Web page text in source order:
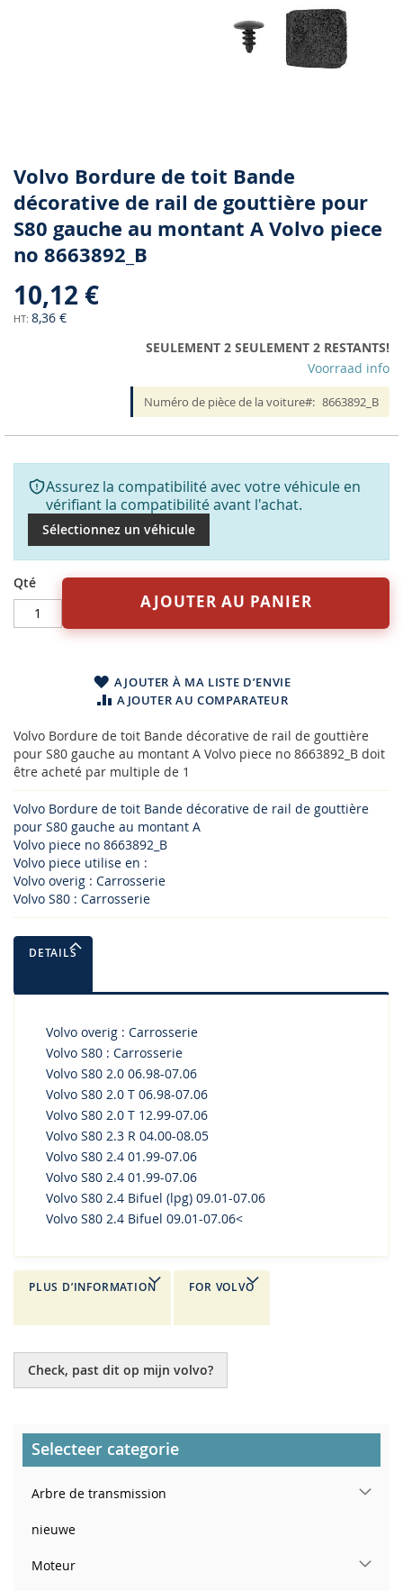
Skip
to
the
beginning
the
gallery
Volvo Bordure de toit Bande
décorative de rail de gouttière pour
S80 gauche au montant A Volvo piece
no 8663892_B
10,12 €
8,36 €
SEULEMENT 2 SEULEMENT 2 RESTANTS!
Voorraad info
Numéro de pièce de la voiture 8663892_B
Assurez la compatibilité avec votre véhicule en
vérifiant la compatibilité avant l'achat.
Sélectionnez un véhicule
Qté
AJOUTER AU PANIER
AJOUTER À MA LISTE D’ENVIE
AJOUTER AU COMPARATEUR
Volvo Bordure de toit Bande décorative de rail de gouttière
pour S80 gauche au montant A Volvo piece no 8663892_B doit
être acheté par multiple de 1
Volvo Bordure de toit Bande décorative de rail de gouttière
pour S80 gauche au montant A
Volvo piece no 8663892_B
Volvo piece utilise en :
Volvo overig : Carrosserie
Volvo S80 : Carrosserie
DETAILS
Volvo overig : Carrosserie
Volvo S80 : Carrosserie
Volvo S80 2.0 06.98-07.06
Volvo S80 2.0 T 06.98-07.06
Volvo S80 2.0 T 12.99-07.06
Volvo S80 2.3 R 04.00-08.05
Volvo S80 2.4 01.99-07.06
Volvo S80 2.4 01.99-07.06
Volvo S80 2.4 Bifuel (lpg) 09.01-07.06
Volvo S80 2.4 Bifuel 09.01-07.06<
PLUS D’INFORMATION FOR VOLVO
Check, past dit op mijn volvo?
Selecteer categorie
Arbre de transmission
nieuwe
Moteur